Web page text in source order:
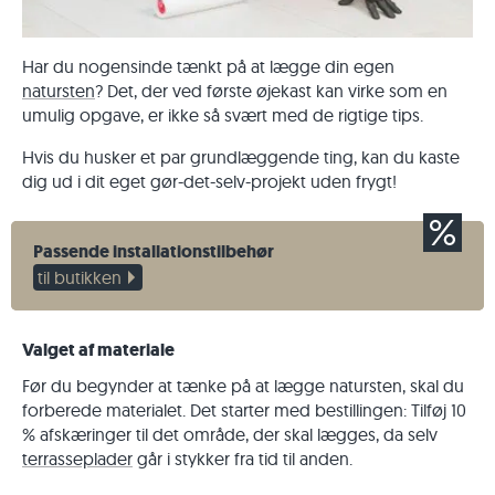
Har du nogensinde tænkt på at lægge din egen
natursten? Det, der ved første øjekast kan virke som en
umulig opgave, er ikke så svært med de rigtige tips.
Hvis du husker et par grundlæggende ting, kan du kaste
dig ud i dit eget gør-det-selv-projekt uden frygt!
Passende installationstilbehør
til butikken
Valget af materiale
Før du begynder at tænke på at lægge natursten, skal du
forberede materialet. Det starter med bestillingen: Tilføj 10
% afskæringer til det område, der skal lægges, da selv
terrasseplader går i stykker fra tid til anden.